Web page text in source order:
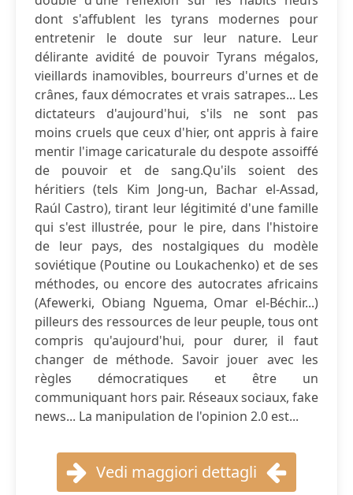
dont s'affublent les tyrans modernes pour
entretenir le doute sur leur nature. Leur
délirante avidité de pouvoir Tyrans mégalos,
vieillards inamovibles, bourreurs d'urnes et de
crânes, faux démocrates et vrais satrapes... Les
dictateurs d'aujourd'hui, s'ils ne sont pas
moins cruels que ceux d'hier, ont appris à faire
mentir l'image caricaturale du despote assoiffé
de pouvoir et de sang.Qu'ils soient des
héritiers (tels Kim Jong-un, Bachar el-Assad,
Raúl Castro), tirant leur légitimité d'une famille
qui s'est illustrée, pour le pire, dans l'histoire
de leur pays, des nostalgiques du modèle
soviétique (Poutine ou Loukachenko) et de ses
méthodes, ou encore des autocrates africains
(Afewerki, Obiang Nguema, Omar el-Béchir...)
pilleurs des ressources de leur peuple, tous ont
compris qu'aujourd'hui, pour durer, il faut
changer de méthode. Savoir jouer avec les
règles démocratiques et être un
communiquant hors pair. Réseaux sociaux, fake
news... La manipulation de l'opinion 2.0 est...
Vedi maggiori dettagli